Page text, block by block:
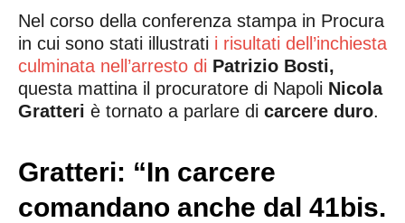
Nel corso della conferenza stampa in Procura
in cui sono stati illustrati i risultati dell’inchiesta
culminata nell’arresto di Patrizio Bosti,
questa mattina il procuratore di Napoli Nicola
Gratteri è tornato a parlare di carcere duro.
Gratteri: “In carcere
comandano anche dal 41bis.